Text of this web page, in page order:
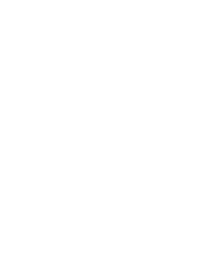
opprettet.
for å koble
Datastrømmer